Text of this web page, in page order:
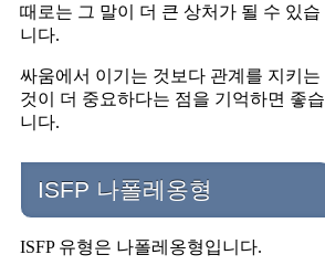
때로는 그 말이 더 큰 상처가 될 수 있습
니다.
싸움에서 이기는 것보다 관계를 지키는
것이 더 중요하다는 점을 기억하면 좋습
니다.
ISFP 나폴레옹형
ISFP 유형은 나폴레옹형입니다.